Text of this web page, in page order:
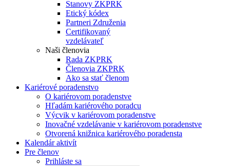
Stanovy ZKPRK
Etický kódex
Partneri Združenia
Certifikovaný
vzdelávateľ
Naši členovia
Rada ZKPRK
Členovia ZKPRK
Ako sa stať členom
Kariérové poradenstvo
O kariérovom poradenstve
Hľadám kariérového poradcu
Výcvik v kariérovom poradenstve
Inovačné vzdelávanie v kariérovom poradenstve
Otvorená knižnica kariérového poradensta
Kalendár aktivít
Pre členov
Prihláste sa